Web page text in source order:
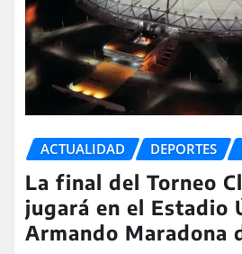
ACTUALIDAD DEPORTES
La final del Torneo
jugará en el Estadio
Armando Maradona